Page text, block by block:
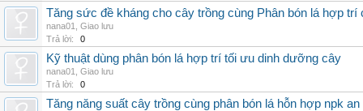
Tăng sức đề kháng cho cây trồng cùng Phân bón lá hợp trí
nana01
Giao lưu
Trả lời:
0
Kỹ thuật dùng phân bón lá hợp trí tối ưu dinh dưỡng cây
nana01
Giao lưu
Trả lời:
0
Tăng năng suất cây trồng cùng phân bón lá hỗn hợp npk an